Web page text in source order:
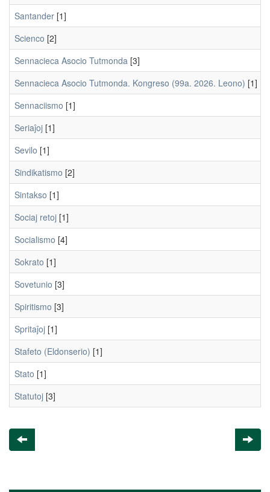
Santander [1]
Scienco [2]
Sennacieca Asocio Tutmonda [3]
Sennacieca Asocio Tutmonda. Kongreso (99a. 2026. Leono) [1]
Sennaciismo [1]
Seriaĵoj [1]
Sevilo [1]
Sindikatismo [2]
Sintakso [1]
Sociaj retoj [1]
Socialismo [4]
Sokrato [1]
Sovetunio [3]
Spiritismo [3]
Spritaĵoj [1]
Stafeto (Eldonserio) [1]
Stato [1]
Statutoj [3]